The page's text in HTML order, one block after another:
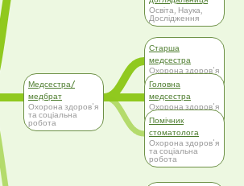
Медсестра/
медбрат
Охорона здоров'я
та соціальна
робота
Освіта, Наука,
Дослідження
Старша
медсестра
Охорона здоров'я
та соціальна
робота
Головна
медсестра
Охорона здоров'я
та соціальна
робота
Помічник
стоматолога
Охорона здоров'я
та соціальна
робота